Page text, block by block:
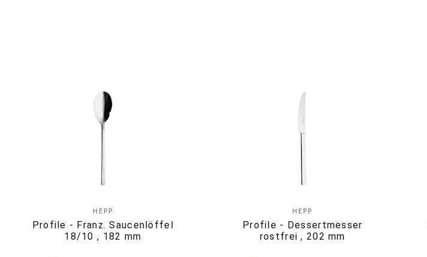
HEPP
Profile - Franz. Saucenlöffel
18/10 , 182 mm
HEPP
Profile - Dessertmesser
rostfrei , 202 mm